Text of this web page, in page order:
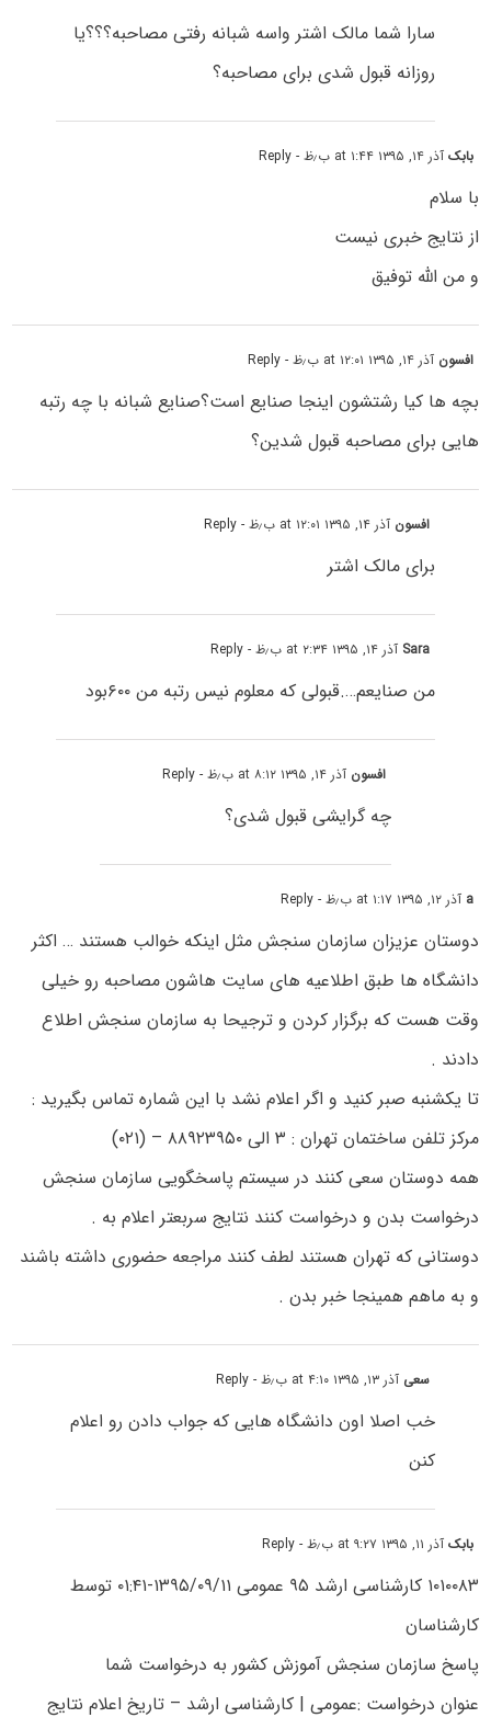
سارا شما مالک اشتر واسه شبانه رفتی مصاحبه؟؟؟یا
روزانه قبول شدی برای مصاحبه؟
بابکآذر ۱۴, ۱۳۹۵ at ۱:۴۴ ب٫ظ - Reply
با سلام
از نتایج خبری نیست
و من الله توفیق
افسون آذر ۱۴, ۱۳۹۵ at ۱۲:۰۱ ب٫ظ - Reply
بچه ها کیا رشتشون اینجا صنایع است؟صنایع شبانه با چه رتبه
هایی برای مصاحبه قبول شدین؟
افسون آذر ۱۴, ۱۳۹۵ at ۱۲:۰۱ ب٫ظ - Reply
برای مالک اشتر
Sara آذر ۱۴, ۱۳۹۵ at ۲:۳۴ ب٫ظ - Reply
من صنایعم….قبولی که معلوم نیس رتبه من ۶۰۰بود
افسون آذر ۱۴, ۱۳۹۵ at ۸:۱۲ ب٫ظ - Reply
چه گرایشی قبول شدی؟
a آذر ۱۲, ۱۳۹۵ at ۱:۱۷ ب٫ظ - Reply
دوستان عزیزان سازمان سنجش مثل اینکه خوالب هستند … اکثر
دانشگاه ها طبق اطلاعیه های سایت هاشون مصاحبه رو خیلی
وقت هست که برگزار کردن و ترجیحا به سازمان سنجش اطلاع
دادند .
تا یکشنبه صبر کنید و اگر اعلام نشد با این شماره تماس بگیرید :
مرکز تلفن ساختمان تهران : ۳ الی ۸۸۹۲۳۹۵۰ – (۰۲۱)
همه دوستان سعی کنند در سیستم پاسخگویی سازمان سنجش
درخواست بدن و درخواست کنند نتایج سربعتر اعلام به .
دوستانی که تهران هستند لطف کنند مراجعه حضوری داشته باشند
و به ماهم همینجا خبر بدن .
سعی آذر ۱۳, ۱۳۹۵ at ۴:۱۰ ب٫ظ - Reply
خب اصلا اون دانشگاه هایی که جواب دادن رو اعلام
کنن
بابکآذر ۱۱, ۱۳۹۵ at ۹:۲۷ ب٫ظ - Reply
۱۰۱۰۰۸۳ کارشناسی ارشد ۹۵ عمومی ۱۳۹۵/۰۹/۱۱-۰۱:۴۱ توسط
کارشناسان
پاسخ سازمان سنجش آموزش کشور به درخواست شما
عنوان درخواست :عمومی | کارشناسی ارشد – تاریخ اعلام نتایج